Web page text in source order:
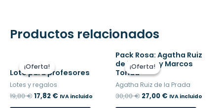
Productos relacionados
¡Oferta!
¡Oferta!
Lote para profesores
Lotes y regalos
19,80€
precio
original
era:
19,80 €.
17,82 €
actual
IVA incluido
¡Oferta!
¡Oferta!
Pack Rosa: Agatha Ruiz
de la Prada y Marcos
Tonda
Agatha Ruiz de la Prada
30,00€
El
precio
original
era:
30,00 €.
27,00 €
El
precio
27,00 €.
IVA incluido